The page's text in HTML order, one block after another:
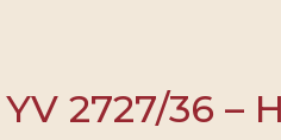
2727/36 –